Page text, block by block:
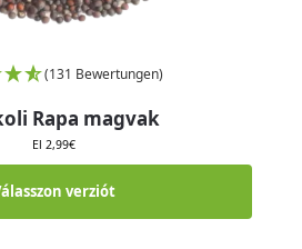
(131 Bewertungen)
Rapa magvak
El 2,99€
verziót